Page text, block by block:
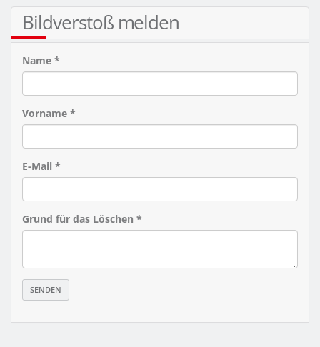
Bildverstoß melden
Name *
Vorname *
E-Mail *
Grund für das Löschen *